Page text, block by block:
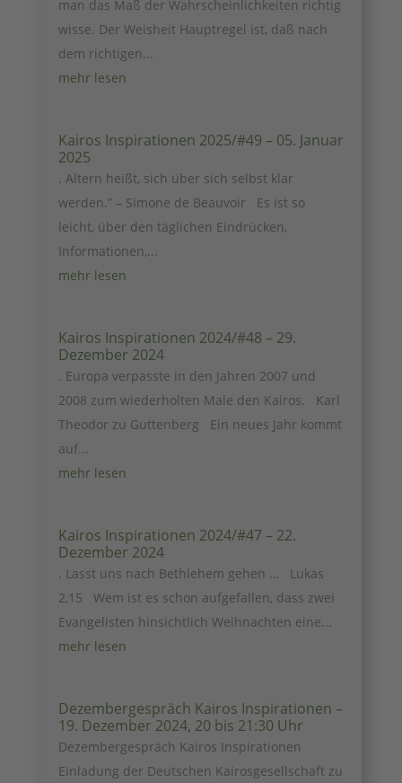
man das Maß der Wahrscheinlichkeiten richtig
wisse. Der Weisheit Hauptregel ist, daß nach
dem richtigen...
mehr lesen
Kairos Inspirationen 2025/#49 – 05. Januar
2025
. Altern heißt, sich über sich selbst klar
werden.” – Simone de Beauvoir Es ist so
leicht, über den täglichen Eindrücken,
Informationen,...
mehr lesen
Kairos Inspirationen 2024/#48 – 29.
Dezember 2024
. Europa verpasste in den Jahren 2007 und
2008 zum wiederholten Male den Kairos. Karl
Theodor zu Guttenberg Ein neues Jahr kommt
auf...
mehr lesen
Kairos Inspirationen 2024/#47 – 22.
Dezember 2024
. Lasst uns nach Bethlehem gehen … Lukas
2,15 Wem ist es schon aufgefallen, dass zwei
Evangelisten hinsichtlich Weihnachten eine...
mehr lesen
Dezembergespräch Kairos Inspirationen –
19. Dezember 2024, 20 bis 21:30 Uhr
Dezembergespräch Kairos Inspirationen
Einladung der Deutschen Kairosgesellschaft zu